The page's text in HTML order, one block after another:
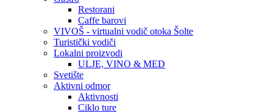
Restorani
Caffe barovi
VIVOŠ - virtualni vodič otoka Šolte
Turistički vodiči
Lokalni proizvodi
ULJE, VINO & MED
Svetište
Aktivni odmor
Aktivnosti
Ciklo ture